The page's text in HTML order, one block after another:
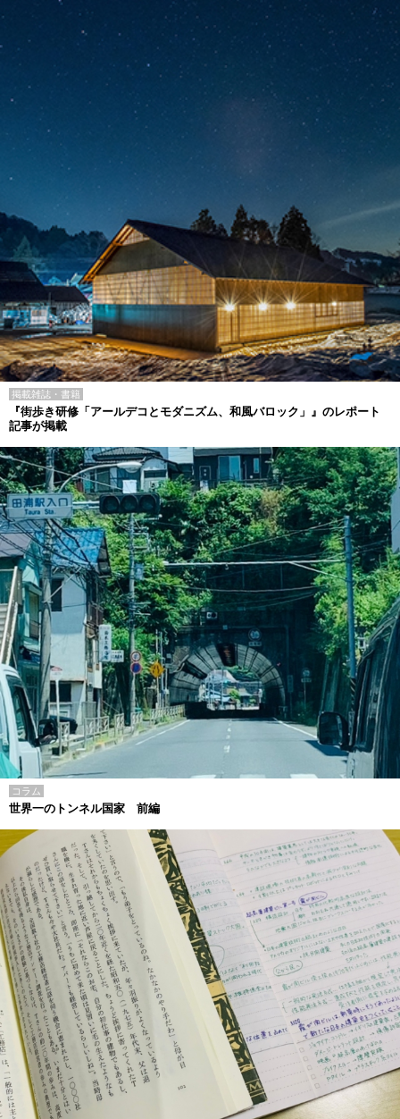
掲載雑誌・書籍
『街歩き研修「アールデコとモダニズム、和風バロック」』のレポート
記事が掲載
コラム
世界一のトンネル国家 前編